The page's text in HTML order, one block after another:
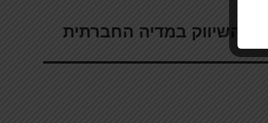
על השיווק במדיה החברתית